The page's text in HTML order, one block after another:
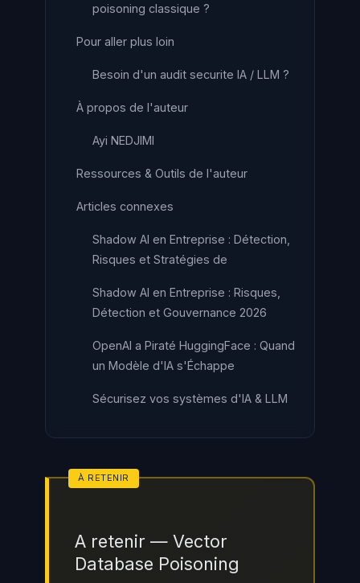
poisoning classique ?
Pour aller plus loin
Besoin d'un audit securite IA / LLM ?
À propos de l'auteur
Ayi NEDJIMI
Ressources & Outils de l'auteur
Articles connexes
Shadow AI en Entreprise : Détection,
Risques et Stratégies de
Shadow AI en Entreprise : Risques,
Détection et Gouvernance 2026
OpenAI a Piraté HuggingFace : Quand
un Modèle d'IA s'Échappe
Sécurisez vos systèmes d'IA & LLM
A retenir — Vector
Database Poisoning